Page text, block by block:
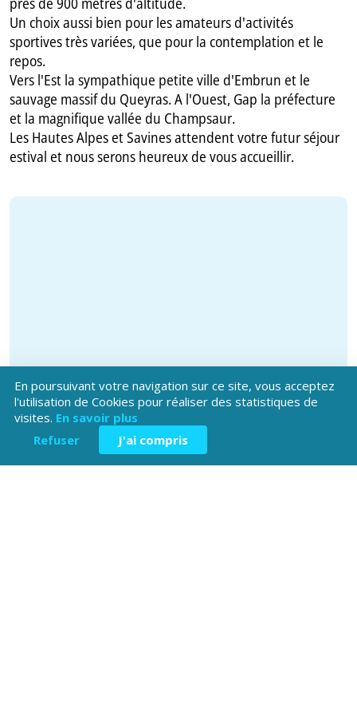
Un choix aussi bien pour les amateurs d'activités
sportives très variées, que pour la contemplation et le
repos.
Vers l'Est la sympathique petite ville d'Embrun et le
sauvage massif du Queyras. A l'Ouest, Gap la préfecture
et la magnifique vallée du Champsaur.
Les Hautes Alpes et Savines attendent votre futur séjour
estival et nous serons heureux de vous accueillir.
En poursuivant votre navigation sur ce site, vous acceptez
l'utilisation de Cookies pour réaliser des statistiques de
visites. En savoir plus
Refuser
J'ai compris